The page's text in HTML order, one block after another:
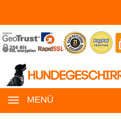
MENÜ